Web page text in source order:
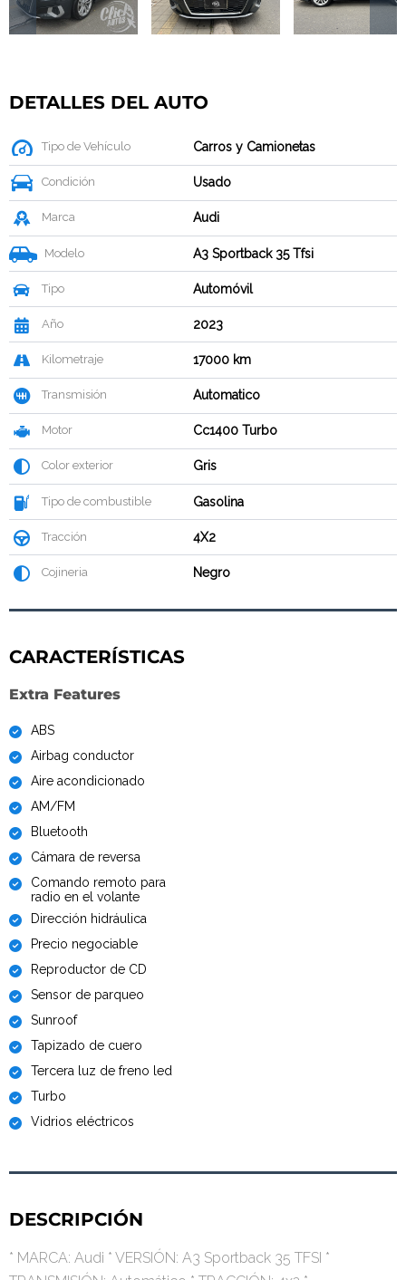
DETALLES DEL AUTO
Tipo de Vehículo Carros y Camionetas
Condición Usado
Marca Audi
Modelo A3 Sportback 35 Tfsi
Tipo Automóvil
Año 2023
Kilometraje 17000 km
Transmisión Automatico
Motor Cc1400 Turbo
Color exterior Gris
Tipo de combustible Gasolina
Tracción 4X2
Cojineria Negro
CARACTERÍSTICAS
Extra Features
ABS
Airbag conductor
Aire acondicionado
AM/FM
Bluetooth
Cámara de reversa
Comando remoto para
radio en el volante
Dirección hidráulica
Precio negociable
Reproductor de CD
Sensor de parqueo
Sunroof
Tapizado de cuero
Tercera luz de freno led
Turbo
Vidrios eléctricos
DESCRIPCIÓN
* MARCA: Audi * VERSIÓN: A3 Sportback 35 TFSI *